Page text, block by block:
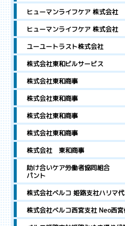
ヒューマンライフケア 株式会社
ヒューマンライフケア 株式会社
ユーユートラスト株式会社
株式会社東和ビルサービス
株式会社東和商事
株式会社東和商事
株式会社東和商事
株式会社東和商事
株式会社 東和商事
助け合いケア労働
パント
株式会社ベルコ 姫路支社ハリマ
株式会社ベルコ西宮支社 Neo西